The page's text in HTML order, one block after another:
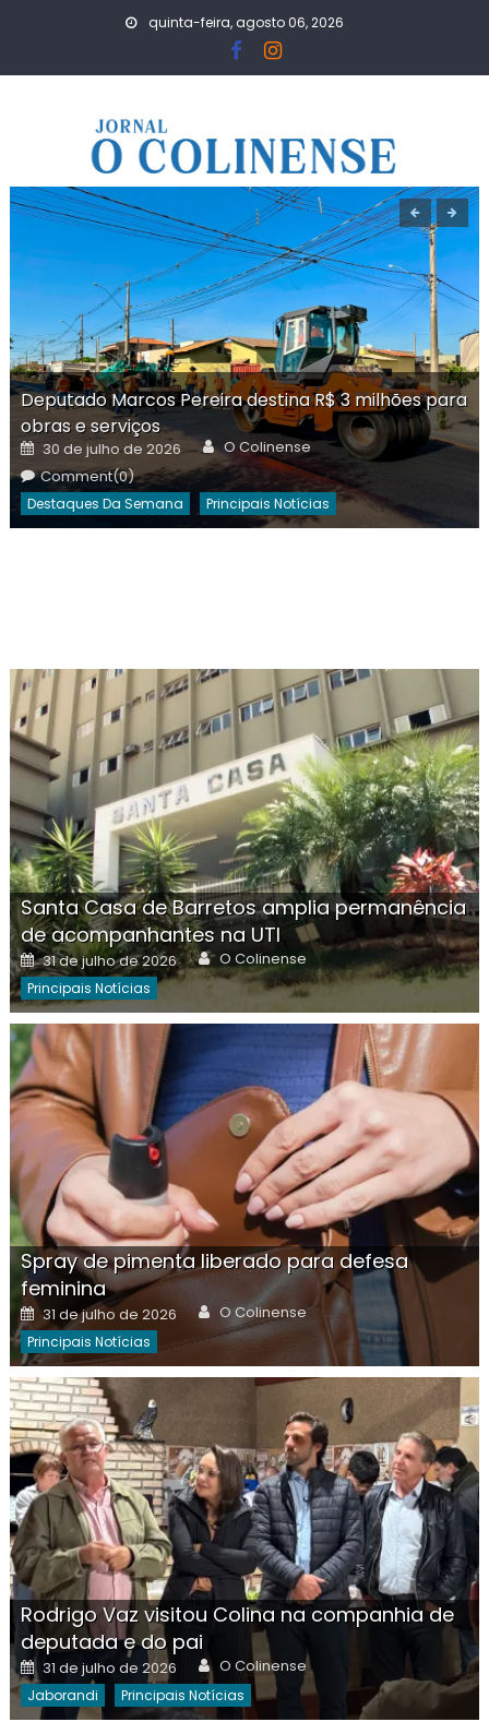
quinta-feira, agosto 06, 2026
Deputado Marcos Pereira destina R$ 3 milhões para
obras e serviços
Posted
on
30 de julho de 2026 Author
O Colinense
Comment(0)
Destaques Da Semana Principais Notícias
Santa Casa de Barretos amplia permanência
de acompanhantes na UTI
Posted
on
31 de julho de 2026 Author
O Colinense
Principais Notícias
Spray de pimenta liberado para defesa
feminina
Posted
on
31 de julho de 2026 Author
O Colinense
Principais Notícias
Rodrigo Vaz visitou Colina na companhia de
deputada e do pai
Posted
on
31 de julho de 2026 Author
O Colinense
Jaborandi Principais Notícias